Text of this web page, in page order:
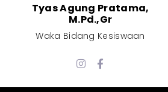
Tyas Agung Pratama,
M.Pd.,Gr​
Waka Bidang Kesiswaan​